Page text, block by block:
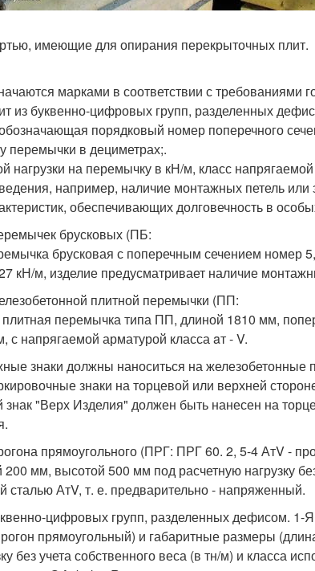
имеющие для опирания перекрыточных плит.
марками в соответствии с требованиями
из буквенно-цифровых групп, разделенных
порядковый номер поперечного
перемычки в дециметрах;.
нагрузки на перемычку в кН/м, класс
например, наличие монтажных петель или
обеспечивающих долговечность в
брусковых (ПБ:
брусковая с поперечным сечением номер
кН/м, изделие предусматривает наличие
плитной перемычки (ПП:
перемычка типа ПП, длиной 1810 мм,
с напрягаемой арматурой класса aт - V.
знаки должны наноситься на железобетонные
знаки на торцевой или верхней
"Верх Изделия" должен быть нанесен на
прямоугольного (ПРГ: ПРГ 60. 2, 5-4 АтV -
мм, высотой 500 мм под расчетную нагрузку
АтV, т. е. предварительно - напряженный.
цифровых групп, разделенных дефисом. 1-
прямоугольный) и габаритные размеры
без учета собственного веса (в тн/м) и класса